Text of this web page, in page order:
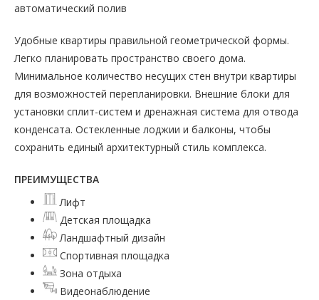
автоматический полив
Удобные квартиры правильной геометрической формы.
Легко планировать пространство своего дома.
Минимальное количество несущих стен внутри квартиры
для возможностей перепланировки. Внешние блоки для
установки сплит-систем и дренажная система для отвода
конденсата. Остекленные лоджии и балконы, чтобы
сохранить единый архитектурный стиль комплекса.
ПРЕИМУЩЕСТВА
Лифт
Детская площадка
Ландшафтный дизайн
Спортивная площадка
Зона отдыха
Видеонаблюдение